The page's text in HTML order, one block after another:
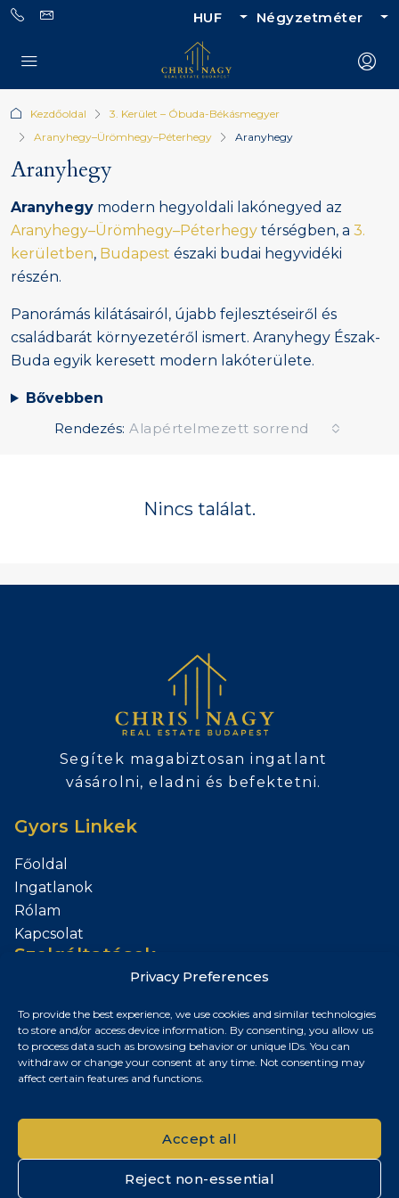
Privacy Preferences
To provide the best experience, we use cookies and similar technologies
to store and/or access device information. By consenting, you allow us
to process data such as browsing behavior or unique IDs. You can
withdraw or change your consent at any time. Not consenting may
affect certain features and functions.
Accept all
Reject non-essential
HUF Négyzetméter
Kezdőoldal
3. Kerület – Óbuda-Békásmegyer
Aranyhegy–Ürömhegy–Péterhegy
Aranyhegy
Aranyhegy
Aranyhegy modern hegyoldali lakónegyed az
Aranyhegy–Ürömhegy–Péterhegy térségben, a 3.
kerületben, Budapest északi budai hegyvidéki
részén.
Panorámás kilátásairól, újabb fejlesztéseiről és
családbarát környezetéről ismert. Aranyhegy Észak-
Buda egyik keresett modern lakóterülete.
Bővebben
Rendezés: Alapértelmezett sorrend
Nincs találat.
Segítek magabiztosan ingatlant
vásárolni, eladni és befektetni.
Gyors Linkek
Főoldal
Ingatlanok
Rólam
Kapcsolat
Szolgáltatások
Kapcsolat
Budapest, Magyarország
+36 30 687 6790